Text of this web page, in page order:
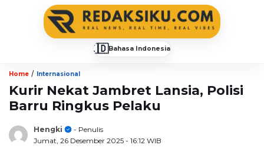
🇮🇩Bahasa Indonesia
Home / Internasional
Kurir Nekat Jambret Lansia, Polisi
Barru Ringkus Pelaku
Hengki
- Penulis
Jumat, 26 Desember 2025 - 16:12 WIB